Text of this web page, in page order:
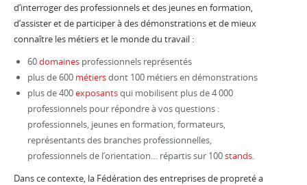
d’interroger des professionnels et des jeunes en formation,
d’assister et de participer à des démonstrations et de mieux
connaître les métiers et le monde du travail :
60domaines professionnels représentés
plus de 600 métiersdont 100 métiers en démonstrations
plus de 400exposantsqui mobilisent plus de 4 000
professionnels pour répondre à vos questions :
professionnels, jeunes en formation, formateurs,
représentants des branches professionnelles,
professionnels de l’orientation… répartis sur 100stands
Dans ce contexte, la Fédération des entreprises de propreté a